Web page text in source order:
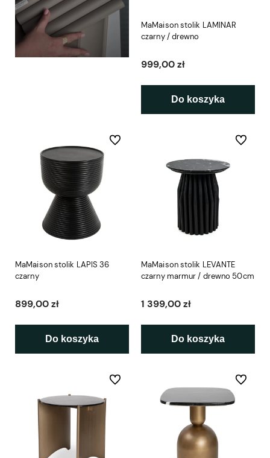
MaMaison stolik LAMINAR
czarny / drewno
999,00 zł
Do koszyka
MaMaison stolik LAPIS 36
czarny
899,00 zł
Do koszyka
Do ulubionych
MaMaison stolik LEVANTE
czarny marmur / drewno 50cm
1 399,00 zł
Do koszyka
Do
Do ulubionych Do